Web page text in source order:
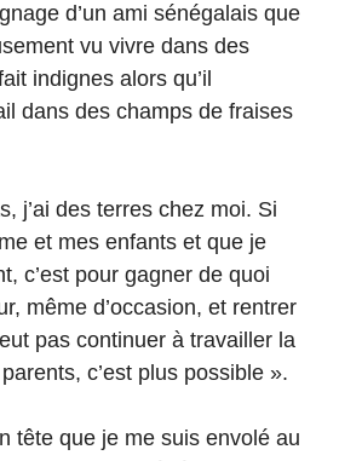
d’un ami sénégalais que
vu vivre dans des
indignes alors qu’il
dans des champs de fraises
j’ai des terres chez moi. Si
et mes enfants et que je
c’est pour gagner de quoi
même d’occasion, et rentrer
pas continuer à travailler la
c’est plus possible ».
tête que je me suis envolé au